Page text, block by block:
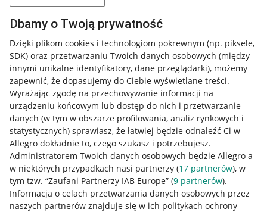
Dbamy o Twoją prywatność
Dzięki plikom cookies i technologiom pokrewnym (np. piksele,
SDK) oraz przetwarzaniu Twoich danych osobowych (między
innymi unikalne identyfikatory, dane przeglądarki), możemy
zapewnić, że dopasujemy do Ciebie wyświetlane treści.
Wyrażając zgodę na przechowywanie informacji na
urządzeniu końcowym lub dostęp do nich i przetwarzanie
danych (w tym w obszarze profilowania, analiz rynkowych i
statystycznych) sprawiasz, że łatwiej będzie odnaleźć Ci w
Allegro dokładnie to, czego szukasz i potrzebujesz.
Administratorem Twoich danych osobowych będzie Allegro a
w niektórych przypadkach nasi partnerzy (17 partnerów), w
tym tzw. “Zaufani Partnerzy IAB Europe” (9 partnerów).
Informacja o celach przetwarzania danych osobowych przez
naszych partnerów znajduje się w ich politykach ochrony
Przydatne informacje